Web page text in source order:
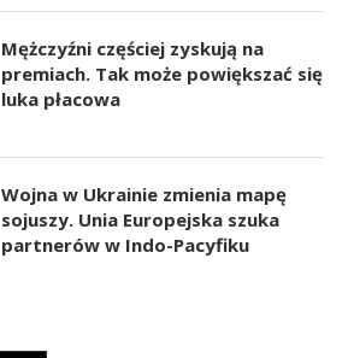
Mężczyźni częściej zyskują na
premiach. Tak może powiększać się
luka płacowa
Wojna w Ukrainie zmienia mapę
sojuszy. Unia Europejska szuka
partnerów w Indo-Pacyfiku